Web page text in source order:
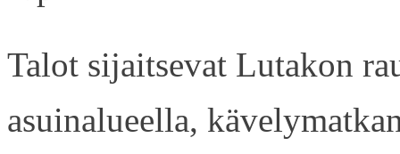
Talot sijaitsevat Lutakon
asuinalueella,